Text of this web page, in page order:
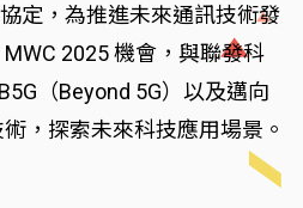
定，為推進未來通訊技術發
2025 機會，與聯發科
（Beyond 5G）以及邁向
，探索未來科技應用場景。